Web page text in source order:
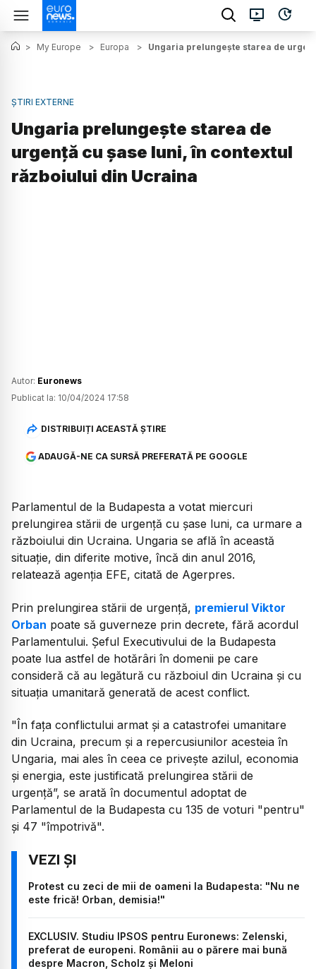
> My Europe > Europa > Ungaria prelungește starea de
ȘTIRI EXTERNE
Ungaria prelungește starea de
urgență cu șase luni, în contextul
războiului din Ucraina
Autor: Euronews
Publicat la: 10/04/2024 17:58
DISTRIBUIȚI ACEASTĂ ȘTIRE
ADAUGĂ-NE CA SURSĂ PREFERATĂ PE GOOGLE
Parlamentul de la Budapesta a votat miercuri
prelungirea stării de urgență cu șase luni, ca urmare a
războiului din Ucraina. Ungaria se află în această
situație, din diferite motive, încă din anul 2016,
relatează agenția EFE, citată de Agerpres.
Prin prelungirea stării de urgență, premierul Viktor
Orban poate să guverneze prin decrete, fără acordul
Parlamentului. Șeful Executivului de la Budapesta
poate lua astfel de hotărâri în domenii pe care
consideră că au legătură cu războiul din Ucraina și cu
situația umanitară generată de acest conflict.
"În faţa conflictului armat şi a catastrofei umanitare
din Ucraina, precum şi a repercusiunilor acesteia în
Ungaria, mai ales în ceea ce priveşte azilul, economia
şi energia, este justificată prelungirea stării de
urgenţă”, se arată în documentul adoptat de
Parlamentul de la Budapesta cu 135 de voturi "pentru"
şi 47 "împotrivă".
Protest cu zeci de mii de oameni la Budapesta: "Nu ne
este frică! Orban, demisia!"
EXCLUSIV. Studiu IPSOS pentru Euronews: Zelenski,
preferat de europeni. Românii au o părere mai bună
despre Macron, Scholz și Meloni